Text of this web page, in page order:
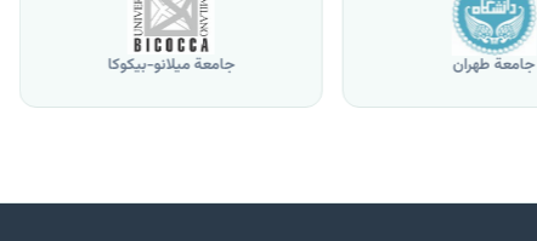
جامعة طهران جامعة ميلانو-بيكوكا